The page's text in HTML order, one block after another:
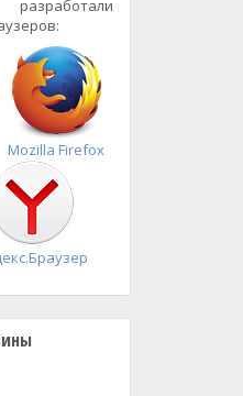
Быстрая
установка
Mozilla Firefox